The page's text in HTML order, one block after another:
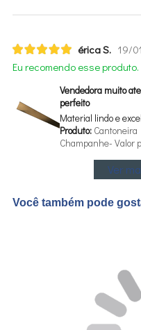
érica S. 19/
Eu recomendo esse produto.
Vendedora muito
perfeito
Material lindo e
Produto:Cantoneira
Champanhe- Valor
Ver
Você também pode